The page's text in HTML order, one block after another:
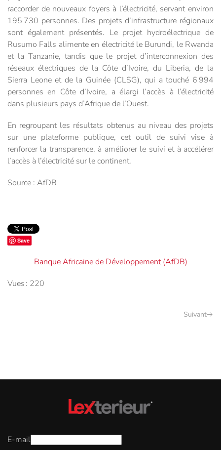
raccorder de nouveaux foyers à l’électricité, servant environ
195 730 personnes. Des projets d’infrastructure régionaux
sont également présentés. Le projet hydroélectrique de
Rusumo Falls alimente en électricité le Burundi, le Rwanda
et la Tanzanie, tandis que le projet d’interconnexion des
réseaux électriques de la Côte d’Ivoire, du Liberia, de la
Sierra Leone et de la Guinée (CLSG), qui a touché 6 994
personnes en Côte d’Ivoire, a élargi l’accès à l’électricité
dans plusieurs pays d’Afrique de l’Ouest.
En regroupant les résultats obtenus au niveau des projets
sur une plateforme publique, cet outil de suivi vise à
renforcer la transparence, à améliorer le suivi et à accélérer
l’accès à l’électricité sur le continent.
Source : AfDB
Save
Banque Africaine de Développement (AfDB)
Vues : 220
Suivant
E-mail